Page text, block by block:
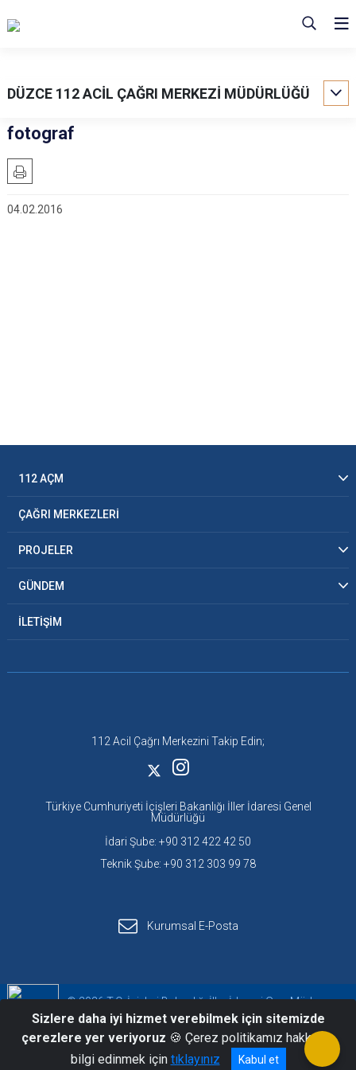
DÜZCE 112 ACİL ÇAĞRI MERKEZİ MÜDÜRLÜĞÜ
fotograf
04.02.2016
112 AÇM
ÇAĞRI MERKEZLERİ
PROJELER
GÜNDEM
İLETİŞİM
112 Acil Çağrı Merkezini Takip Edin;
Türkiye Cumhuriyeti İçişleri Bakanlığı İller İdaresi Genel
Müdürlüğü
İdari Şube: +90 312 422 42 50
Teknik Şube: +90 312 303 99 78
Kurumsal E-Posta
© 2026 T.C. İçişleri Bakanlığı İller İdaresi Gen. Müd.
Acil Çağrı Hizmetleri Daire Başkanlığı
Sizlere daha iyi hizmet verebilmek için sitemizde
çerezlere yer veriyoruz 🍪 Çerez politikamız hakkında
bilgi edinmek için tıklayınız Kabul et